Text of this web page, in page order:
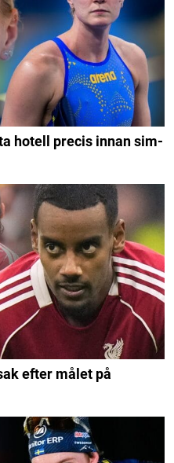
hotell precis innan sim-
efter målet på